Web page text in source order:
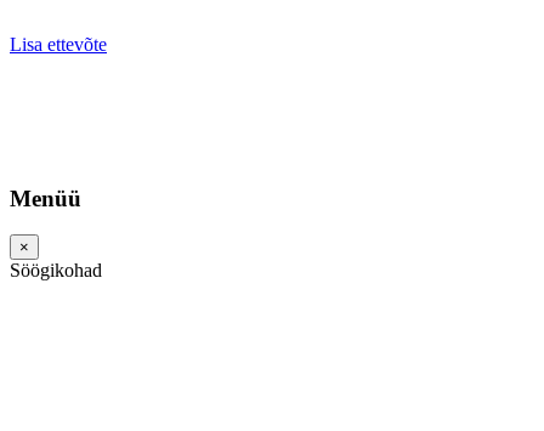
Lisa ettevõte
Menüü
×
Söögikohad